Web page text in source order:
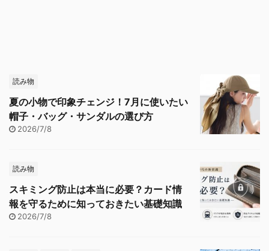
読み物
夏の小物で印象チェンジ！7月に使いたい
帽子・バッグ・サンダルの選び方
2026/7/8
読み物
スキミング防止は本当に必要？カード情
報を守るために知っておきたい基礎知識
2026/7/8